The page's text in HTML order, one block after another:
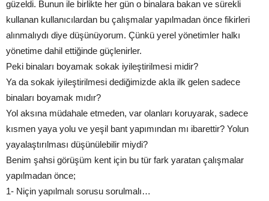
güzeldi. Bunun ile birlikte her gün o binalara bakan ve sürekli
kullanan kullanıcılardan bu çalışmalar yapılmadan önce fikirleri
alınmalıydı diye düşünüyorum. Çünkü yerel yönetimler halkı
yönetime dahil ettiğinde güçlenirler.
Peki binaları boyamak sokak iyileştirilmesi midir?
Ya da sokak iyileştirilmesi dediğimizde akla ilk gelen sadece
binaları boyamak mıdır?
Yol aksına müdahale etmeden, var olanları koruyarak, sadece
kısmen yaya yolu ve yeşil bant yapımından mı ibarettir? Yolun
yayalaştırılması düşünülebilir miydi?
Benim şahsi görüşüm kent için bu tür fark yaratan çalışmalar
yapılmadan önce;
1- Niçin yapılmalı sorusu sorulmalı…